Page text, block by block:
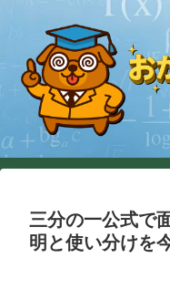
三分の一公式で
明と使い分けを